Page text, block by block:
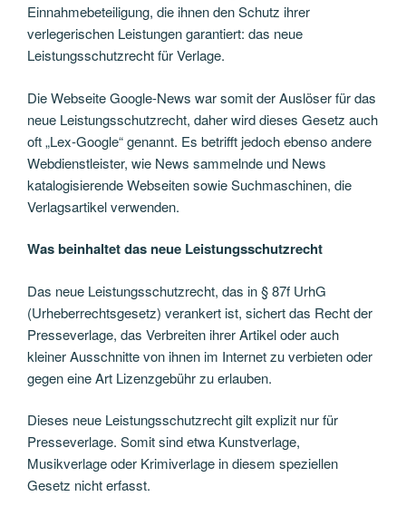
Einnahmebeteiligung, die ihnen den Schutz ihrer
verlegerischen Leistungen garantiert: das neue
Leistungsschutzrecht für Verlage.
Die Webseite Google-News war somit der Auslöser für das
neue Leistungsschutzrecht, daher wird dieses Gesetz auch
oft „Lex-Google“ genannt. Es betrifft jedoch ebenso andere
Webdienstleister, wie News sammelnde und News
katalogisierende Webseiten sowie Suchmaschinen, die
Verlagsartikel verwenden.
Was beinhaltet das neue Leistungsschutzrecht
Das neue Leistungsschutzrecht, das in § 87f UrhG
(Urheberrechtsgesetz) verankert ist, sichert das Recht der
Presseverlage, das Verbreiten ihrer Artikel oder auch
kleiner Ausschnitte von ihnen im Internet zu verbieten oder
gegen eine Art Lizenzgebühr zu erlauben.
Dieses neue Leistungsschutzrecht gilt explizit nur für
Presseverlage. Somit sind etwa Kunstverlage,
Musikverlage oder Krimiverlage in diesem speziellen
Gesetz nicht erfasst.